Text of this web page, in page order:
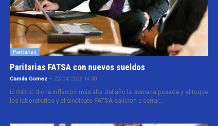
Paritarias
Paritarias FATSA con nuevos sueldos
Camila Gomez - 22/04/2026 14:30
El INDEC dio la inflación más alta del año la semana pasada y al toque
los laboratorios y el sindicato FATSA salieron a cerrar...